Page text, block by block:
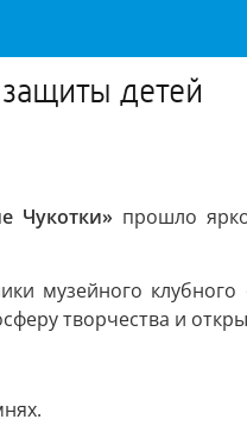
детей
Чукотки» прошло
музейного
творчества и